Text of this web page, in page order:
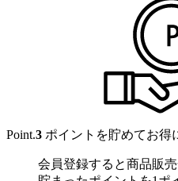
Point.3 ポイントを貯めてお得
会員登録すると商品販